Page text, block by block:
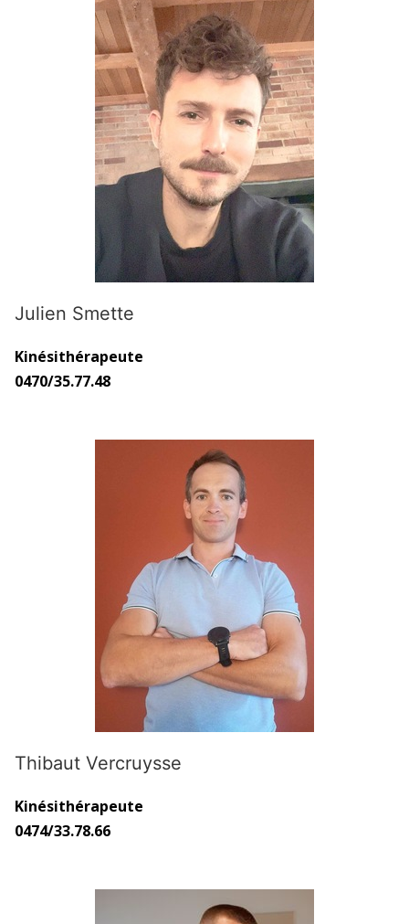
Julien Smette
Kinésithérapeute
0470/35.77.48
Thibaut Vercruysse
Kinésithérapeute
0474/33.78.66